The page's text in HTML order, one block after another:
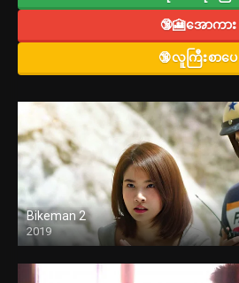
🔞🎦အောကား
🔞လူကြီးစာပေ
Bikeman 2
2019